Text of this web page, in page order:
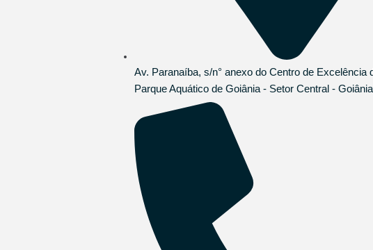
Av. Paranaíba, s/n° anexo do Centro de Excelência
Parque Aquático de Goiânia - Setor Central -